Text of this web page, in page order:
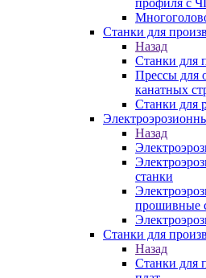
профиля с
Станки для
Назад
Станки для
Прессы для
канатных
Станки для
Назад
станки
прошивные
Станки для
Назад
Станки для